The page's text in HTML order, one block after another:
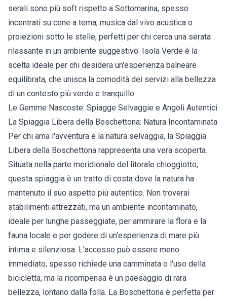
serali sono più soft rispetto a Sottomarina, spesso
incentrati su cene a tema, musica dal vivo acustica o
proiezioni sotto le stelle, perfetti per chi cerca una serata
rilassante in un ambiente suggestivo. Isola Verde è la
scelta ideale per chi desidera un'esperienza balneare
equilibrata, che unisca la comodità dei servizi alla bellezza
di un contesto più verde e tranquillo.
Le Gemme Nascoste: Spiagge Selvaggie e Angoli Autentici
La Spiaggia Libera della Boschettona: Natura Incontaminata
Per chi ama l'avventura e la natura selvaggia, la Spiaggia
Libera della Boschettona rappresenta una vera scoperta.
Situata nella parte meridionale del litorale chioggiotto,
questa spiaggia è un tratto di costa dove la natura ha
mantenuto il suo aspetto più autentico. Non troverai
stabilimenti attrezzati, ma un ambiente incontaminato,
ideale per lunghe passeggiate, per ammirare la flora e la
fauna locale e per godere di un'esperienza di mare più
intima e silenziosa. L'accesso può essere meno
immediato, spesso richiede una camminata o l'uso della
bicicletta, ma la ricompensa è un paesaggio di rara
bellezza, lontano dalla folla. La Boschettona è perfetta per